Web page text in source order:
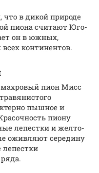
в дикой природе
пиона считают Юго-
он в южных,
континентов.
пион Мисс
пышное и
пиону
лепестки и желто-
оживляют середину